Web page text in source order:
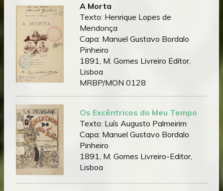
A Morta
Texto: Henrique Lopes de
Mendonça
Capa: Manuel Gustavo Bordalo
Pinheiro
1891, M. Gomes Livreiro Editor,
Lisboa
MRBP/MON 0128
Os Excêntricos do Meu Tempo
Texto: Luís Augusto Palmeirim
Capa: Manuel Gustavo Bordalo
Pinheiro
1891, M. Gomes Livreiro-Editor,
Lisboa